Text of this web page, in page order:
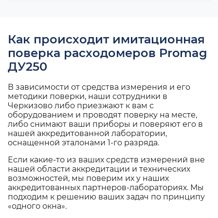
Как происходит имитационная
поверка расходомеров Promag
ДУ250
В зависимости от средства измерения и его
методики поверки, наши сотрудники в
Черкизово либо приезжают к вам с
оборудованием и проводят поверку на месте,
либо снимают ваши приборы и поверяют его в
нашей аккредитованной лаборатории,
оснащенной эталонами 1-го разряда.
Если какие-то из ваших средств измерений вне
нашей области аккредитации и технических
возможностей, мы поверим их у наших
аккредитованных партнеров-лабораториях. Мы
подходим к решению ваших задач по принципу
«одного окна».